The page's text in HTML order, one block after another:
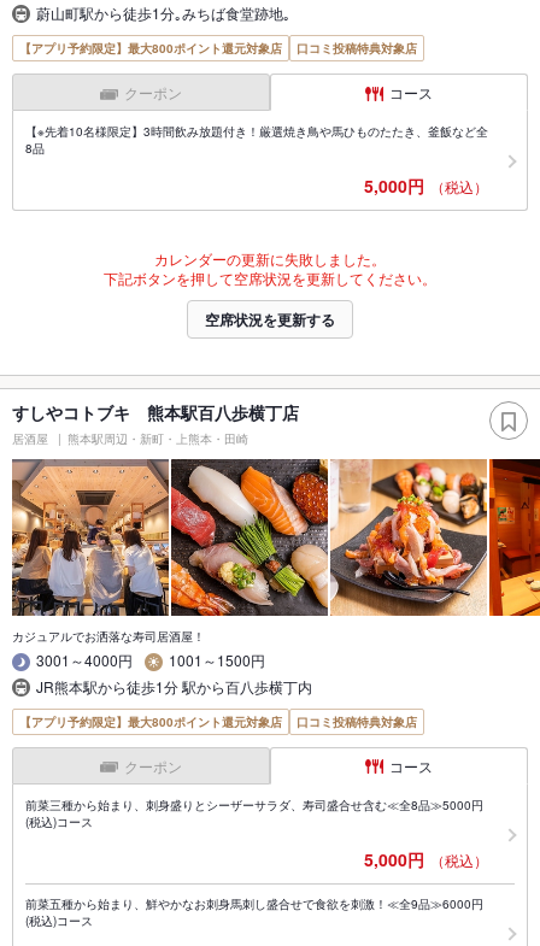
蔚山町駅から徒歩1分｡みちば食堂跡地｡
【アプリ予約限定】最大800ポイント還元対象店 口コミ投稿特典対象店
クーポン コース
【※先着10名様限定】3時間飲み放題付き！厳選焼き鳥や馬ひものたたき、釜飯など全
8品
5,000円 （税込）
カレンダーの更新に失敗しました。
下記ボタンを押して空席状況を更新してください。
空席状況を更新する
すしやコトブキ 熊本駅百八歩横丁店
居酒屋 熊本駅周辺・新町・上熊本・田崎
カジュアルでお洒落な寿司居酒屋！
3001～4000円
1001～1500円
JR熊本駅から徒歩1分 駅から百八歩横丁内
【アプリ予約限定】最大800ポイント還元対象店 口コミ投稿特典対象店
クーポン コース
前菜三種から始まり、刺身盛りとシーザーサラダ、寿司盛合せ含む≪全8品≫5000円
(税込)コース
5,000円 （税込）
前菜五種から始まり、鮮やかなお刺身馬刺し盛合せで食欲を刺激！≪全9品≫6000円
(税込)コース